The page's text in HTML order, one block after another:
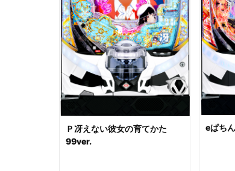
Ｐ冴えない彼女の育てかた
99ver.
eぱち